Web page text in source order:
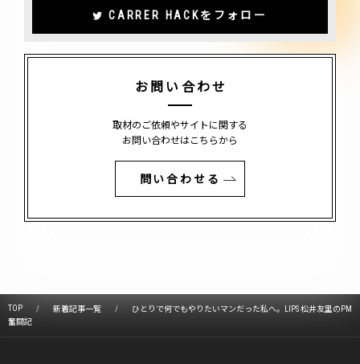
CARRER HACKをフォロー
お問い合わせ
取材のご依頼やサイトに関する
お問い合わせはこちらから
問い合わせる
TOP 新着記事一覧
ひとりで何でもやりたいマンだった私へ。LIPS 松井友里のPM
奮闘記